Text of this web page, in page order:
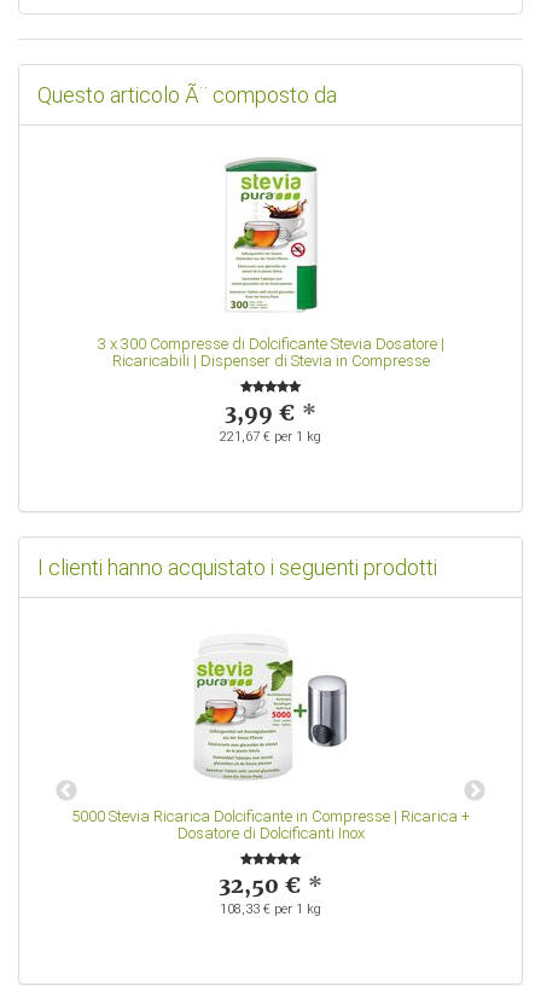
Questo articolo Ã¨ composto da
3 x 300 Compresse di Dolcificante Stevia Dosatore |
Ricaricabili | Dispenser di Stevia in Compresse
3,99 € *
221,67 € per 1 kg
I clienti hanno acquistato i seguenti prodotti
5000 Stevia Ricarica Dolcificante in Compresse | Ricarica +
Dosatore di Dolcificanti Inox
32,50 € *
108,33 € per 1 kg